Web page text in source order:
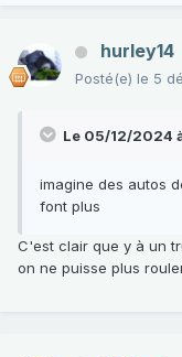
hurley14
Posté(e) le 5
Le 05/12/2024
imagine des autos
font plus
C'est clair que y à un
on ne puisse plus